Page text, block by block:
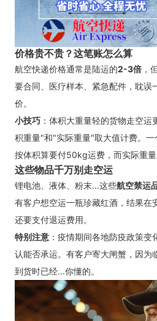
价格贵不贵？这笔账怎么算
航空快递价格通常是陆运的2-3倍 ，
要合同、医疗样本、紧急配件，耽误
价。
小技巧 ：体积大重量轻的货物走空
积重量"和"实际重量"取大值计费。
按体积算要付50kg运费，而实际重量
这些物品千万别走空运
锂电池、液体、粉末...这些航空禁运
有客户想空运一瓶珍藏红酒，结果在
还要支付退运费用。
特别注意 ：疫情期间各地防疫政策
认能否承运。有客户寄大闸蟹，因为
到货时已经...你懂的。